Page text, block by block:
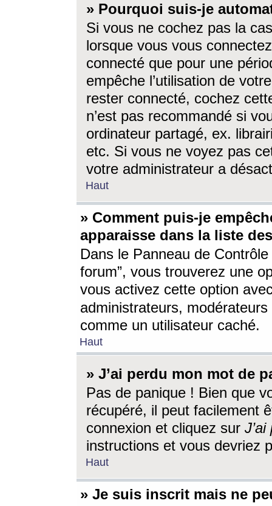
» Pourquoi suis-je
Si vous ne cochez pas la
lorsque vous vous
connecté que pour une
empêche l’utilisation de
rester connecté, cochez
n’est pas recommandé si
ordinateur partagé, ex.
etc. Si vous ne voyez pas
votre administrateur a
Haut
» Comment puis-je
apparaisse dans la liste
Dans le Panneau de
forum”, vous trouverez une
vous activez cette option
administrateurs,
comme un utilisateur caché.
Haut
» J’ai perdu mon mot de
Pas de panique ! Bien que
récupéré, il peut facilement
connexion et cliquez sur
instructions et vous devriez
Haut
» Je suis inscrit mais ne